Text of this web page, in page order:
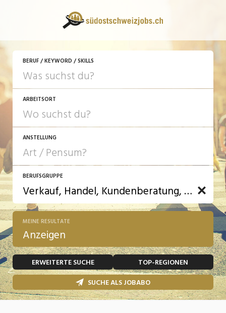
BERUF / KEYWORD / SKILLS
ARBEITSORT
ANSTELLUNG
JOB-TYP
10-100%
Festanstellung
Temporär (befristet)
Freelance
Praktikum
BERUFSGRUPPE
Bank, Versicherung
Bau, Handwerk, Elektro
Bildung, Kunst, Design, Soziale Berufe, Sport
Chemie, Pharma, Biotechnologie
MEINE RESULTATE
Anzeigen
ERWEITERTE SUCHE
TOP-REGIONEN
SUCHE ALS JOBABO